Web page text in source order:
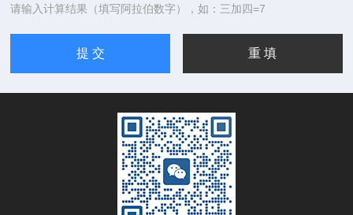
请输入计算结果（填写阿拉伯数字），如：三加四=7